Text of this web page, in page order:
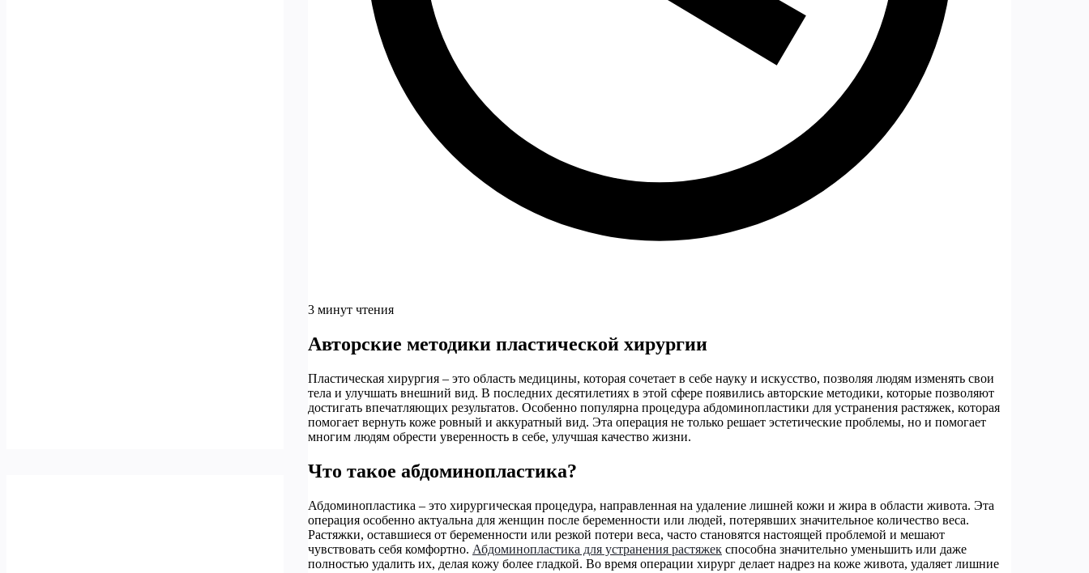
3 минут чтения
Авторские методики пластической хирургии
Пластическая хирургия – это область медицины, которая сочетает в себе науку и искусство, позволяя людям изменять свои
тела и улучшать внешний вид. В последних десятилетиях в этой сфере появились авторские методики, которые позволяют
достигать впечатляющих результатов. Особенно популярна процедура абдоминопластики для устранения растяжек, которая
помогает вернуть коже ровный и аккуратный вид. Эта операция не только решает эстетические проблемы, но и помогает
многим людям обрести уверенность в себе, улучшая качество жизни.
Что такое абдоминопластика?
Абдоминопластика – это хирургическая процедура, направленная на удаление лишней кожи и жира в области живота. Эта
операция особенно актуальна для женщин после беременности или людей, потерявших значительное количество веса.
Растяжки, оставшиеся от беременности или резкой потери веса, часто становятся настоящей проблемой и мешают
чувствовать себя комфортно. Абдоминопластика для устранения растяжек способна значительно уменьшить или даже
полностью удалить их, делая кожу более гладкой. Во время операции хирург делает надрез на коже живота, удаляет лишние